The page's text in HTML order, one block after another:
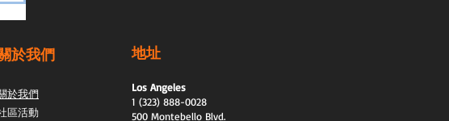
於我們
於我們
區活動
地址
Los Angeles
1 (323) 888-0028
500 Montebello Blvd.